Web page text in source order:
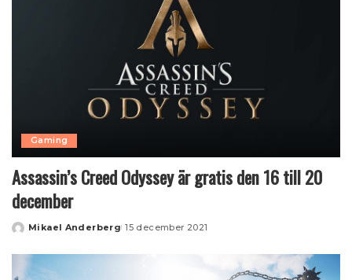
Gaming
Assassin’s Creed Odyssey är gratis den 16 till 20
december
Posted
Mikael Anderberg 15 december 2021